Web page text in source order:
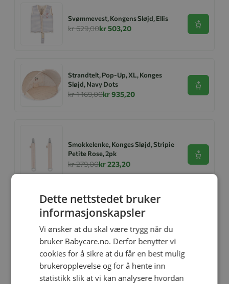
Svømmevest, Kongens Sløjd, Ellis
kr 629,00kr 503,20 Se
Strandtelt, Pop-Up, XL, Konges
Sløjd, Navy Dots
kr 1 169,00kr 935,20
Se
Smokkelenke, Konges Sløjd, Stripie
Petite Rose, 2pk
kr 279,00kr 223,20
Se
Konges Sløjd Smekke, 2pk, Svane
kr 399,00kr 319,20
Strandtelt, Pop-Up, Mini, Konges
Dette nettstedet bruker
informasjonskapsler
Vi ønsker at du skal være trygg når du
bruker Babycare.no. Derfor benytter vi
cookies for å sikre at du får en best mulig
brukeropplevelse og for å hente inn
statistikk slik at vi kan analysere hvordan